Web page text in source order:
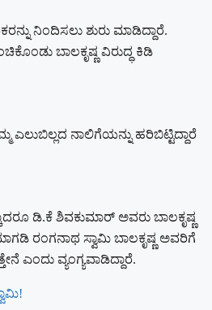
ನಿಂದಿಸಲು ಶುರು ಮಾಡಿದ್ದಾರೆ.
ಬಾಲಕೃಷ್ಣ ವಿರುದ್ಧ ಕಿಡಿ
ಎಲುಬಿಲ್ಲದ ನಾಲಿಗೆಯನ್ನು ಹರಿಬಿಟ್ಟಿದ್ದಾರೆ
ಡಿ.ಕೆ ಶಿವಕುಮಾರ್ ಅವರು ಬಾಲಕೃಷ್ಣ
ರಂಗನಾಥ ಸ್ವಾಮಿ ಬಾಲಕೃಷ್ಣ ಅವರಿಗೆ
ಎಂದು ವ್ಯಂಗ್ಯವಾಡಿದ್ದಾರೆ.